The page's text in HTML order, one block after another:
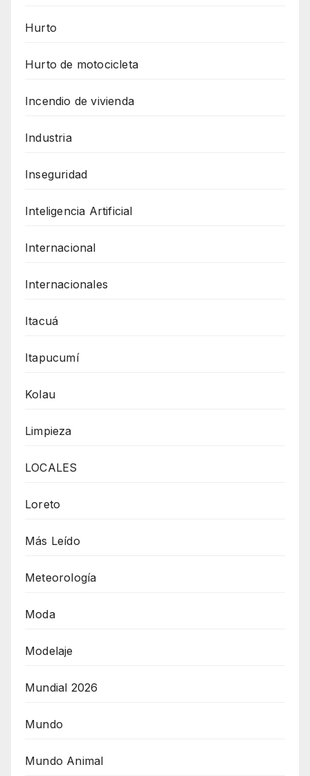
Hurto
Hurto de motocicleta
Incendio de vivienda
Industria
Inseguridad
Inteligencia Artificial
Internacional
Internacionales
Itacuá
Itapucumí
Kolau
Limpieza
LOCALES
Loreto
Más Leído
Meteorología
Moda
Modelaje
Mundial 2026
Mundo
Mundo Animal